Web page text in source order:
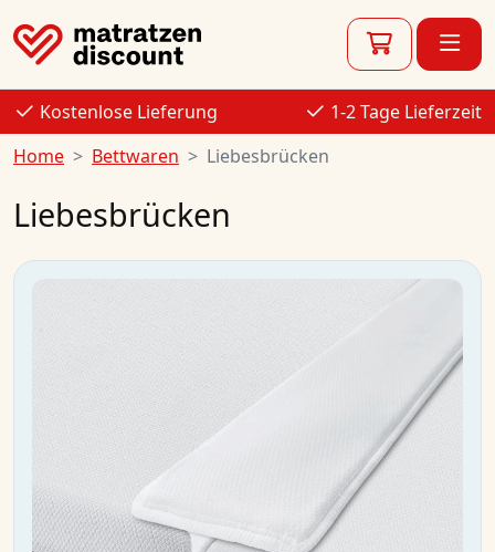
Kostenlose Lieferung
1-2 Tage Lieferzeit
Home
Bettwaren Liebesbrücken
Liebesbrücken